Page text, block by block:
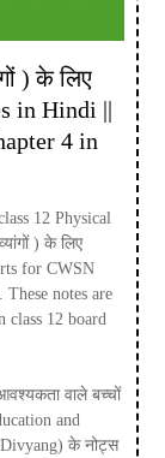
) के लिए
in Hindi ||
4 in
12 Physical
) के लिए
for CWSN
notes are
class 12 board
वाले बच्चों
and
के नोट्स